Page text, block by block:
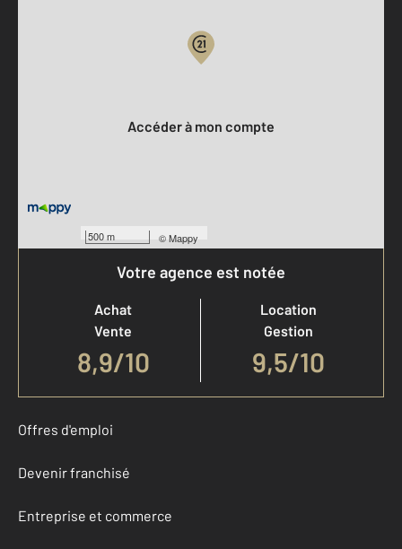
500 m ©Mappy
Accéder à mon compte
Votre agence est notée
Achat
Vente
8,9/10
Location
Gestion
9,5/10
Offres d'emploi
Devenir franchisé
Entreprise et commerce